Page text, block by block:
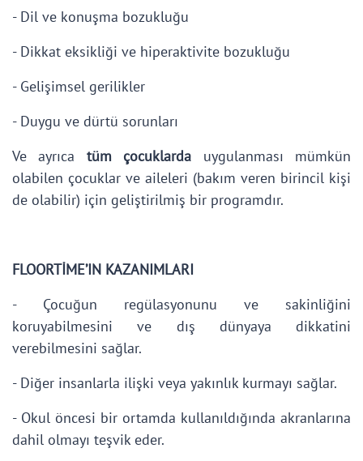
- Dil ve konuşma bozukluğu
- Dikkat eksikliği ve hiperaktivite bozukluğu
- Gelişimsel gerilikler
- Duygu ve dürtü sorunları
Ve ayrıca tüm çocuklarda uygulanması mümkün
olabilen çocuklar ve aileleri (bakım veren birincil kişi
de olabilir) için geliştirilmiş bir programdır.
FLOORTİME’IN KAZANIMLARI
- Çocuğun regülasyonunu ve sakinliğini
koruyabilmesini ve dış dünyaya dikkatini
verebilmesini sağlar.
- Diğer insanlarla ilişki veya yakınlık kurmayı sağlar.
- Okul öncesi bir ortamda kullanıldığında akranlarına
dahil olmayı teşvik eder.